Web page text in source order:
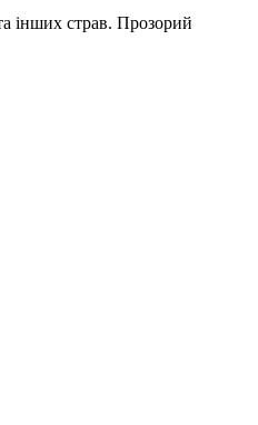
інших страв. Прозорий